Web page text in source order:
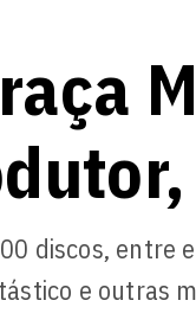
discos, entre
e outras